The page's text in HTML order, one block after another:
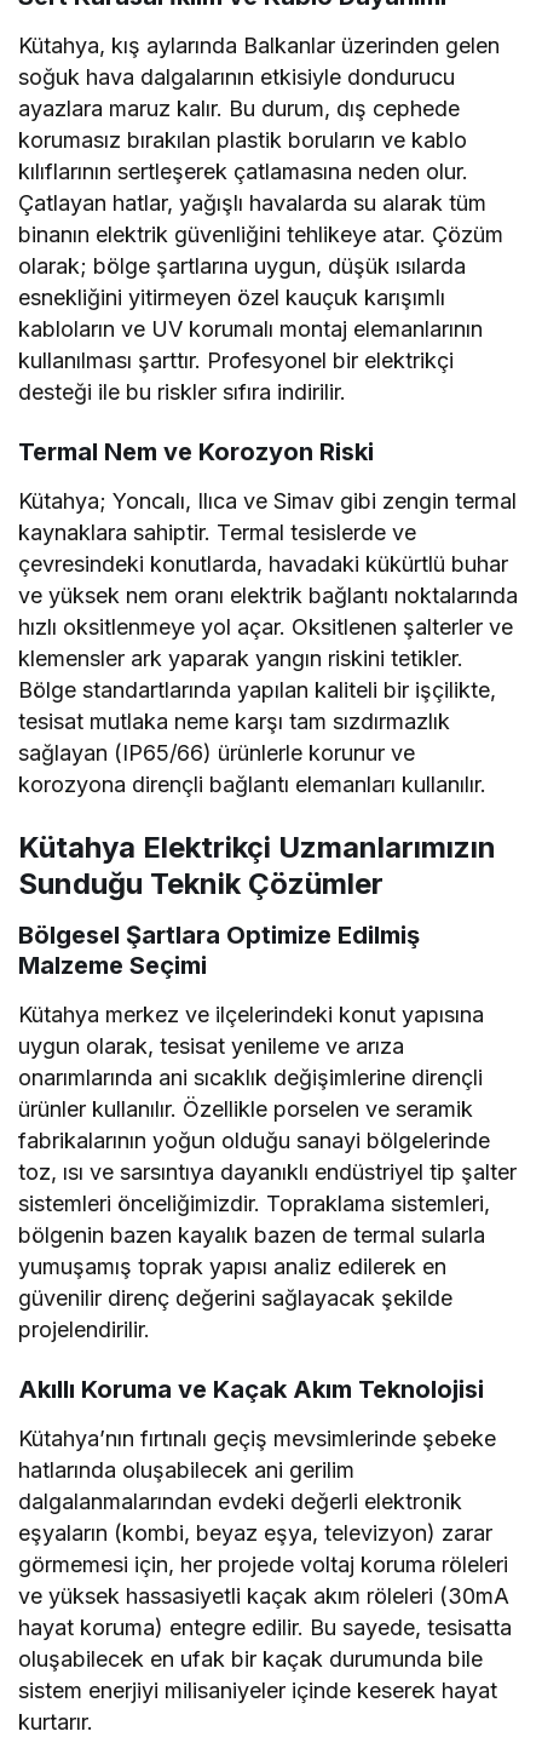
Kütahya, kış aylarında Balkanlar üzerinden gelen
soğuk hava dalgalarının etkisiyle dondurucu
ayazlara maruz kalır. Bu durum, dış cephede
korumasız bırakılan plastik boruların ve kablo
kılıflarının sertleşerek çatlamasına neden olur.
Çatlayan hatlar, yağışlı havalarda su alarak tüm
binanın elektrik güvenliğini tehlikeye atar. Çözüm
olarak; bölge şartlarına uygun, düşük ısılarda
esnekliğini yitirmeyen özel kauçuk karışımlı
kabloların ve UV korumalı montaj elemanlarının
kullanılması şarttır. Profesyonel bir elektrikçi
desteği ile bu riskler sıfıra indirilir.
Termal Nem ve Korozyon Riski
Kütahya; Yoncalı, Ilıca ve Simav gibi zengin termal
kaynaklara sahiptir. Termal tesislerde ve
çevresindeki konutlarda, havadaki kükürtlü buhar
ve yüksek nem oranı elektrik bağlantı noktalarında
hızlı oksitlenmeye yol açar. Oksitlenen şalterler ve
klemensler ark yaparak yangın riskini tetikler.
Bölge standartlarında yapılan kaliteli bir işçilikte,
tesisat mutlaka neme karşı tam sızdırmazlık
sağlayan (IP65/66) ürünlerle korunur ve
korozyona dirençli bağlantı elemanları kullanılır.
Kütahya Elektrikçi Uzmanlarımızın
Sunduğu Teknik Çözümler
Bölgesel Şartlara Optimize Edilmiş
Malzeme Seçimi
Kütahya merkez ve ilçelerindeki konut yapısına
uygun olarak, tesisat yenileme ve arıza
onarımlarında ani sıcaklık değişimlerine dirençli
ürünler kullanılır. Özellikle porselen ve seramik
fabrikalarının yoğun olduğu sanayi bölgelerinde
toz, ısı ve sarsıntıya dayanıklı endüstriyel tip şalter
sistemleri önceliğimizdir. Topraklama sistemleri,
bölgenin bazen kayalık bazen de termal sularla
yumuşamış toprak yapısı analiz edilerek en
güvenilir direnç değerini sağlayacak şekilde
projelendirilir.
Akıllı Koruma ve Kaçak Akım Teknolojisi
Kütahya’nın fırtınalı geçiş mevsimlerinde şebeke
hatlarında oluşabilecek ani gerilim
dalgalanmalarından evdeki değerli elektronik
eşyaların (kombi, beyaz eşya, televizyon) zarar
görmemesi için, her projede voltaj koruma röleleri
ve yüksek hassasiyetli kaçak akım röleleri (30mA
hayat koruma) entegre edilir. Bu sayede, tesisatta
oluşabilecek en ufak bir kaçak durumunda bile
sistem enerjiyi milisaniyeler içinde keserek hayat
kurtarır.